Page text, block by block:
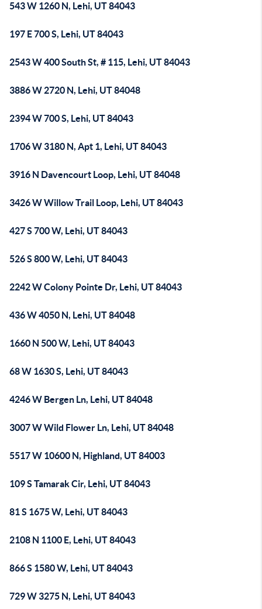
543 W 1260 N, Lehi, UT 84043
197 E 700 S, Lehi, UT 84043
2543 W 400 South St, # 115, Lehi, UT 84043
3886 W 2720 N, Lehi, UT 84048
2394 W 700 S, Lehi, UT 84043
1706 W 3180 N, Apt 1, Lehi, UT 84043
3916 N Davencourt Loop, Lehi, UT 84048
3426 W Willow Trail Loop, Lehi, UT 84043
427 S 700 W, Lehi, UT 84043
526 S 800 W, Lehi, UT 84043
2242 W Colony Pointe Dr, Lehi, UT 84043
436 W 4050 N, Lehi, UT 84048
1660 N 500 W, Lehi, UT 84043
68 W 1630 S, Lehi, UT 84043
4246 W Bergen Ln, Lehi, UT 84048
3007 W Wild Flower Ln, Lehi, UT 84048
5517 W 10600 N, Highland, UT 84003
109 S Tamarak Cir, Lehi, UT 84043
81 S 1675 W, Lehi, UT 84043
2108 N 1100 E, Lehi, UT 84043
866 S 1580 W, Lehi, UT 84043
729 W 3275 N, Lehi, UT 84043